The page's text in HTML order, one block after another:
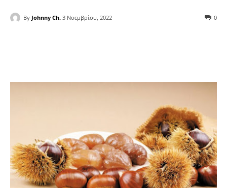
By Johnny Ch. 3 Νοεμβρίου, 2022 0